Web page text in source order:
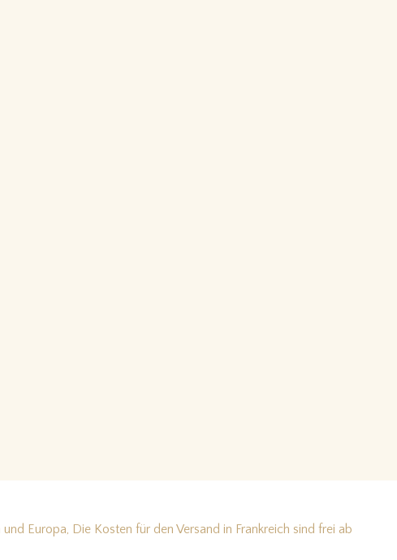
Europa, Die Kosten für den Versand in Frankreich sind frei ab